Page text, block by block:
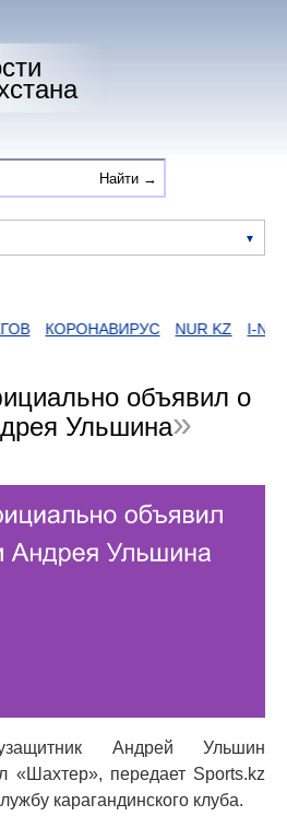
КОРОНАВИРУС NUR KZ I-
объявил о
Ульшина
Андрей Ульшин
«Шахтер», передает Sports.kz
карагандинского клуба.